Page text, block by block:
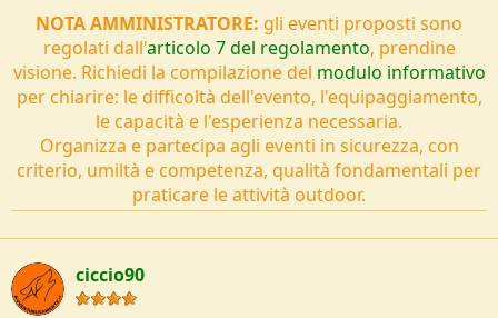
NOTA AMMINISTRATORE: gli eventi proposti sono
regolati dall'articolo 7 del regolamento, prendine
visione. Richiedi la compilazione del modulo informativo
per chiarire: le difficoltà dell'evento, l'equipaggiamento,
le capacità e l'esperienza necessaria.
Organizza e partecipa agli eventi in sicurezza, con
criterio, umiltà e competenza, qualità fondamentali per
praticare le attività outdoor.
ciccio90